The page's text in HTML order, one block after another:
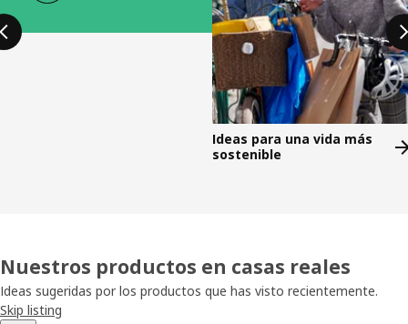
Ideas para una vida más
sostenible
Nuestros productos en casas reales
Ideas sugeridas por los productos que has visto recientemente.
Skip listing